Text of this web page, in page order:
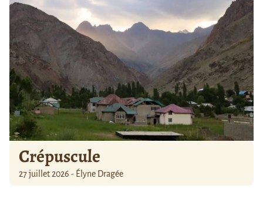
Crépuscule
27 juillet 2026 - Élyne Dragée